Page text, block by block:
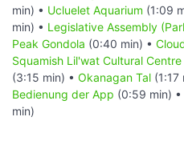
min) • Ucluelet Aquarium (1:09
min) • Legislative Assembly
Peak Gondola (0:40 min) •
Squamish Lil'wat Cultural Centre
(3:15 min) • Okanagan Tal (1:17
Bedienung der App (0:59 min) •
min)